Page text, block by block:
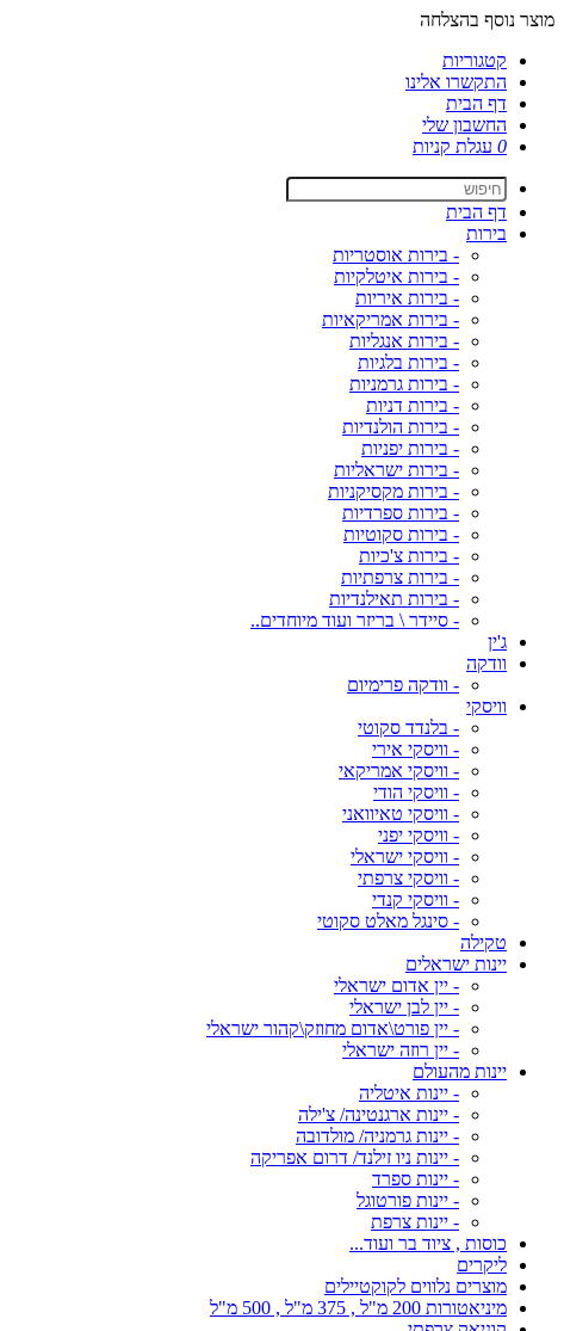
מוצר נוסף בהצלחה
קטגוריות
התקשרו אלינו
דף הבית
החשבון שלי
0 עגלת קניות
דף הבית
בירות
- בירות אוסטריות
- בירות איטלקיות
- בירות איריות
- בירות אמריקאיות
- בירות אנגליות
- בירות בלגיות
- בירות גרמניות
- בירות דניות
- בירות הולנדיות
- בירות יפניות
- בירות ישראליות
- בירות מקסיקניות
- בירות ספרדיות
- בירות סקוטיות
- בירות צ'כיות
- בירות צרפתיות
- בירות תאילנדיות
- סיידר \ בריזר ועוד מיוחדים..
ג'ין
וודקה
- וודקה פרימיום
וויסקי
- בלנדד סקוטי
- וויסקי אירי
- וויסקי אמריקאי
- וויסקי הודי
- וויסקי טאיוואני
- וויסקי יפני
- וויסקי ישראלי
- וויסקי צרפתי
- וויסקי קנדי
- סינגל מאלט סקוטי
טקילה
יינות ישראלים
- יין אדום ישראלי
- יין לבן ישראלי
- יין פורט\אדום מחוזק\קהור ישראלי
- יין רוזה ישראלי
יינות מהעולם
- יינות איטליה
- יינות ארגנטינה/ צ'ילה
- יינות גרמניה/ מולדובה
- יינות ניו זילנד/ דרום אפריקה
- יינות ספרד
- יינות פורטוגל
- יינות צרפת
כוסות , ציוד בר ועוד...
ליקרים
מוצרים נלווים לקוקטיילים
מיניאטורות 200 מ"ל , 375 מ"ל , 500 מ"ל